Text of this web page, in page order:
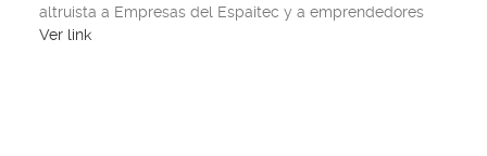
altruista a Empresas del Espaitec y a emprendedores
Ver link